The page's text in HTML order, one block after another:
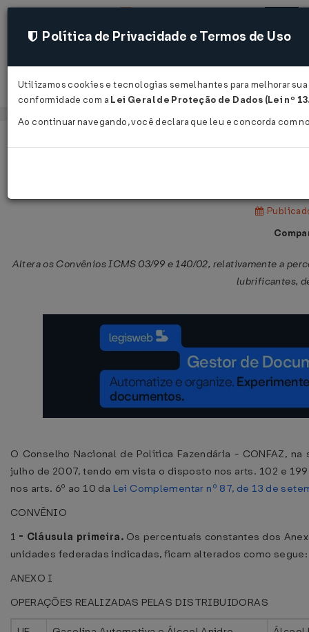
Acessar
Altera os Convênios ICMS 03/99 e 140/02, relativamente a
lubrificantes,
O Conselho Nacional de Política Fazendária - CONFAZ,
julho de 2007, tendo em vista o disposto nos arts. 102 e
nos arts. 6º ao 10 da Lei Complementar nº 87, de 13 de
CONVÊNIO
1 - Cláusula primeira. Os percentuais constantes dos
unidades federadas indicadas, ficam alterados como segue:
ANEXO I
OPERAÇÕES REALIZADAS PELAS DISTRIBUIDORAS
Política de Privacidade e Termos de Uso
Utilizamos cookies e tecnologias semelhantes para melhorar
conformidade com a Lei Geral de Proteção de Dados (Lei nº
Ao continuar navegando, você declara que leu e concorda com